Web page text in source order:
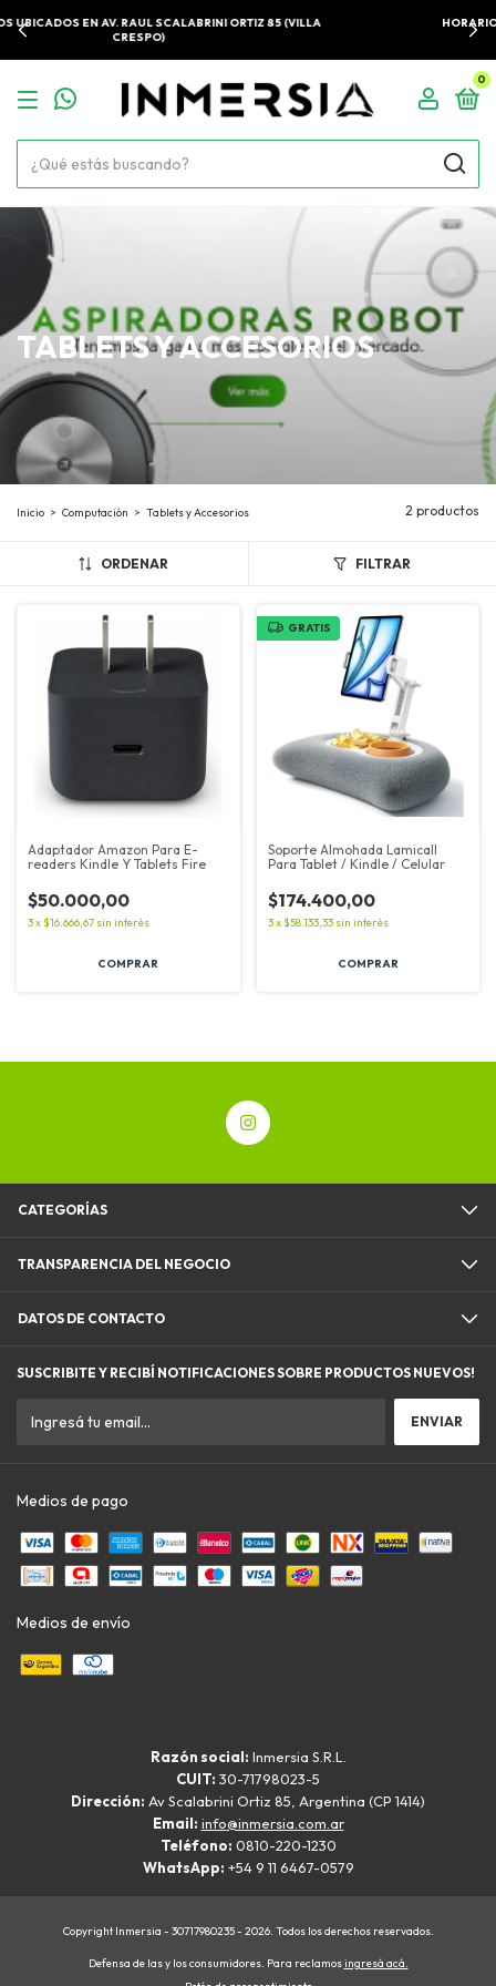
HORARIO DE ATENCIÓN: LU - VIE 10:00 A 18:00. SÁBADOS
0
TABLETS Y ACCESORIOS
Inicio > Computación > Tablets y Accesorios 2 productos
ORDENAR FILTRAR
Adaptador Amazon Para E-
readers Kindle Y Tablets Fire
$50.000,00
3x$16.666,67 sin interés
COMPRAR
GRATIS
Soporte Almohada Lamicall
Para Tablet / Kindle / Celular
$174.400,00
3x$58.133,33 sin interés
CATEGORÍAS
TRANSPARENCIA DEL NEGOCIO
DATOS DE CONTACTO
SUSCRIBITE Y RECIBÍ NOTIFICACIONES SOBRE PRODUCTOS NUEVOS!
Medios de pago
Medios de envío
Razón social: Inmersia S.R.L.
CUIT: 30-71798023-5
Dirección: Av Scalabrini Ortiz 85, Argentina (CP 1414)
Email: info@inmersia.com.ar
Teléfono: 0810-220-1230
WhatsApp: +54 9 11 6467-0579
Copyright Inmersia - 30717980235 - 2026. Todos los derechos reservados.
Defensa de las y los consumidores. Para reclamosingresá acá.